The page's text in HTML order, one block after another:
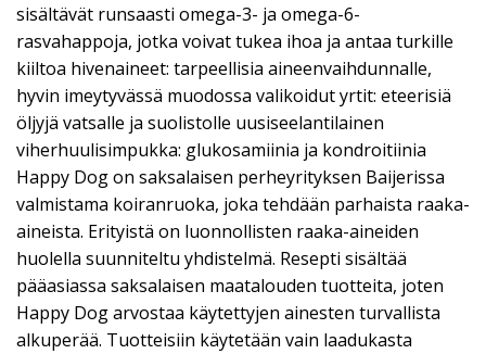
sisältävät runsaasti omega-3- ja omega-6-
rasvahappoja, jotka voivat tukea ihoa ja antaa turkille
kiiltoa hivenaineet: tarpeellisia aineenvaihdunnalle,
hyvin imeytyvässä muodossa valikoidut yrtit: eteerisiä
öljyjä vatsalle ja suolistolle uusiseelantilainen
viherhuulisimpukka: glukosamiinia ja kondroitiinia
Happy Dog on saksalaisen perheyrityksen Baijerissa
valmistama koiranruoka, joka tehdään parhaista raaka-
aineista. Erityistä on luonnollisten raaka-aineiden
huolella suunniteltu yhdistelmä. Resepti sisältää
pääasiassa saksalaisen maatalouden tuotteita, joten
Happy Dog arvostaa käytettyjen ainesten turvallista
alkuperää. Tuotteisiin käytetään vain laadukasta